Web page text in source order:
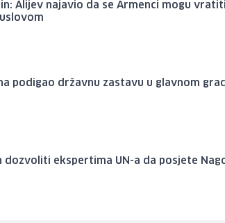
Alijev najavio da se Armenci mogu
podigao državnu zastavu u glavnom
dozvoliti ekspertima UN-a da posjete